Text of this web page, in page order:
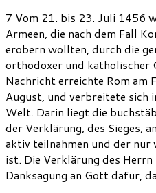
7 Vom 21. bis 23. Juli 1456
Armeen, die nach dem Fall
erobern wollten, durch die
orthodoxer und katholischer
Nachricht erreichte Rom am
August, und verbreitete sich
Welt. Darin liegt die
der Verklärung, des Sieges,
aktiv teilnahmen und der nur
ist. Die Verklärung des
Danksagung an Gott dafür,